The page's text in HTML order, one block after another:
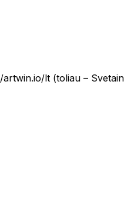
artwin.io/lt (toliau –